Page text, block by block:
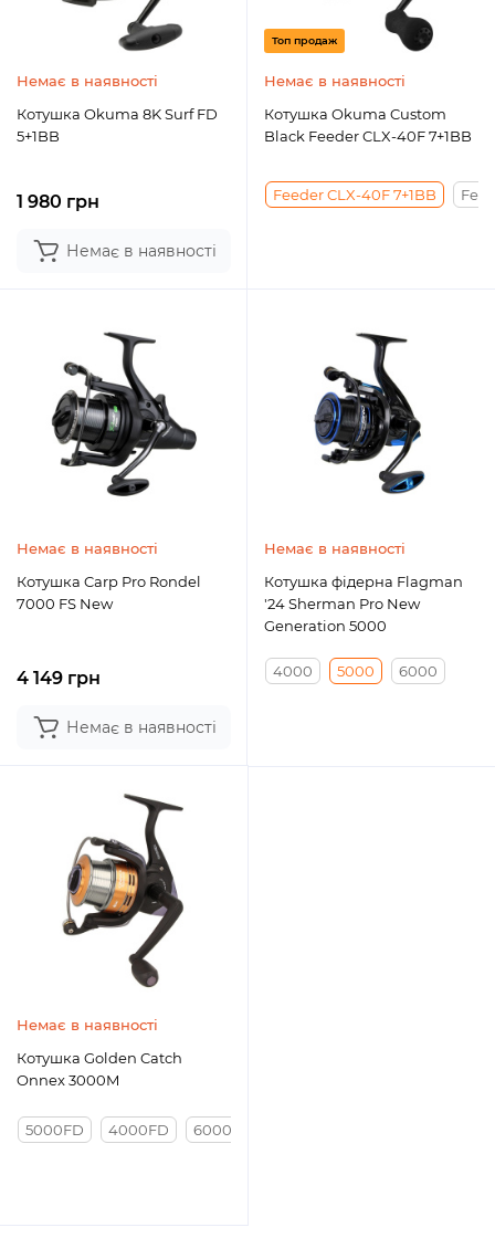
Немає в наявності
Котушка Okuma 8K Surf FD
5+1BB
1 980 грн
Немає в наявності
Топ продаж
Немає в наявності
Котушка Okuma Custom
Black Feeder CLX-40F 7+1BB
Feeder CLX-40F 7+1BB
Немає в наявності
Котушка Carp Pro Rondel
7000 FS New
4 149 грн
Немає в наявності
Немає в наявності
Котушка фідерна Flagman
'24 Sherman Pro New
Generation 5000
4000 5000 6000
Немає в наявності
Котушка Golden Catch
Onnex 3000M
5000FD 4000FD 6000FD